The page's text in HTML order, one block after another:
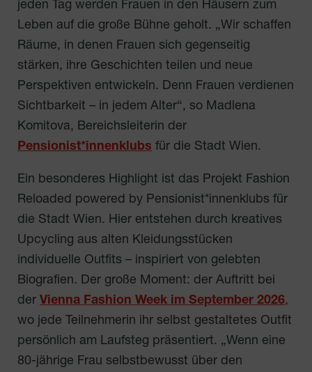
jeden Tag werden Frauen in den Häusern zum
Leben auf die große Bühne geholt. „Wir schaffen
Räume, in denen Frauen sich gegenseitig
stärken, ihre Geschichten teilen und neue
Perspektiven entwickeln. Denn Frauen verdienen
Sichtbarkeit – in jedem Alter“, so Madlena
Komitova, Bereichsleiterin der
Pensionist*innenklubs für die Stadt Wien.
Ein besonderes Highlight ist das Projekt Fashion
Reloaded powered by Pensionist*innenklubs für
die Stadt Wien. Hier entstehen durch kreatives
Upcycling aus alten Kleidungsstücken
individuelle Outfits – inspiriert von gelebten
Biografien. Der große Moment: der Auftritt bei
der Vienna Fashion Week im September 2026,
wo jede Teilnehmerin ihr selbst gestaltetes Outfit
persönlich am Laufsteg präsentiert. „Wenn eine
80-jährige Frau selbstbewusst über den